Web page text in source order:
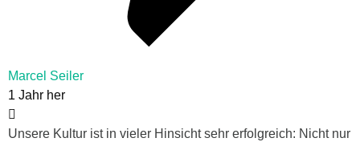
Marcel Seiler
1 Jahr her
Unsere Kultur ist in vieler Hinsicht sehr erfolgreich: Nicht nur